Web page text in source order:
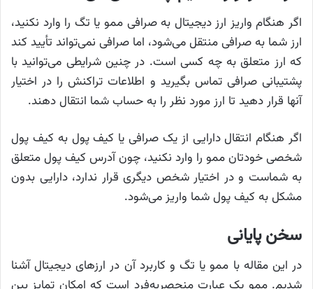
اگر هنگام واریز ارز دیجیتال به صرافی ممو یا تگ را وارد نکنید،
ارز شما به صرافی منتقل می‌شود، اما صرافی نمی‌تواند تأیید کند
که ارز متعلق به چه کسی است. در چنین شرایطی می‌توانید با
پشتیبانی صرافی تماس بگیرید و اطلاعات تراکنش را در اختیار
آنها قرار دهید تا ارز مورد نظر را به حساب شما انتقال دهند.
اگر هنگام انتقال دارایی از یک صرافی یا کیف پول به کیف پول
شخصی خودتان ممو را وارد نکنید، چون آدرس کیف پول متعلق
به شماست و در اختیار شخص دیگری قرار ندارد، دارایی بدون
مشکل به کیف پول شما واریز می‌شود.
سخن پایانی
در این مقاله با ممو یا تگ و کاربرد آن در ارزهای دیجیتال آشنا